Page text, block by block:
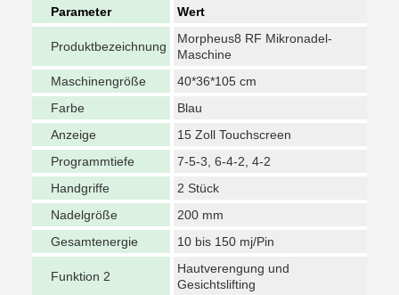
Parameter Wert
Produktbezeichnung
Morpheus8 RF Mikronadel-
Maschine
Maschinengröße
40*36*105 cm
Farbe
Blau
Anzeige
15 Zoll Touchscreen
Programmtiefe
7-5-3, 6-4-2, 4-2
Handgriffe
2 Stück
Nadelgröße
200 mm
Gesamtenergie
10 bis 150 mj/Pin
Funktion 2
Hautverengung und
Gesichtslifting